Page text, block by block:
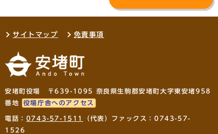
サイトマップ 免責事項
安堵町役場 〒639-1095 奈良県生駒郡安堵町大字東安堵958
番地
役場庁舎へのアクセス
電話： 0743-57-1511
（代表）ファックス：0743-57-
1526